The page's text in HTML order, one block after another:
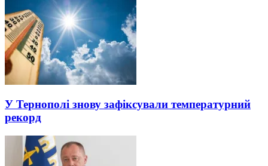
У Тернополі знову зафіксували температурний
рекорд